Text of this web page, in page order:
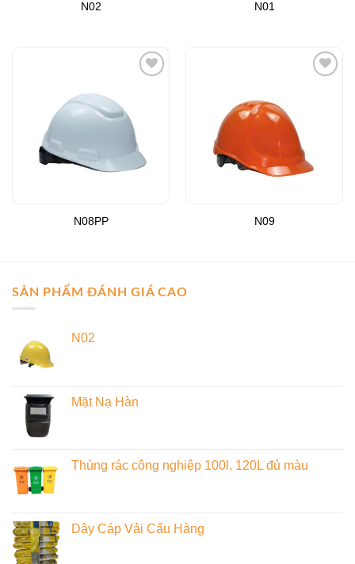
N02 N01
N08PP N09
SẢN PHẨM ĐÁNH GIÁ CAO
N02
Mặt Nạ Hàn
Thùng rác công nghiệp 100l, 120L đủ màu
Dây Cáp Vải Cẩu Hàng